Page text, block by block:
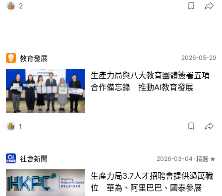
2
教育發展 2026-05-29
生產力局與八大教育團體簽署五項
合作備忘錄 推動AI教育發展
1
社會新聞 2026-03-04 精選 ★
生產力局3.7人才招聘會提供過萬職
位 華為、阿里巴巴、國泰參展